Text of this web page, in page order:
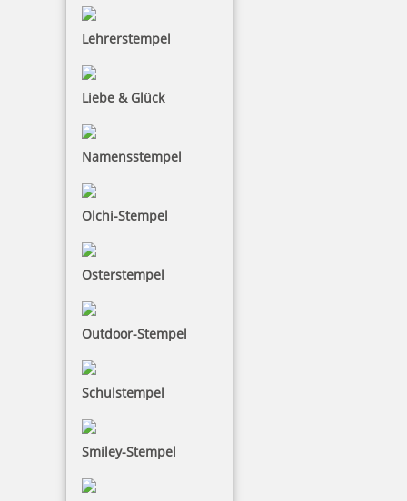
Lehrerstempel
Liebe & Glück
Namensstempel
Olchi-Stempel
Osterstempel
Outdoor-Stempel
Schulstempel
Smiley-Stempel
Colop Expert Line hat ein eingebautes Stempelkissen.
Trotz ihrem stabilen Metallgehäuse liegt sie sehr gut